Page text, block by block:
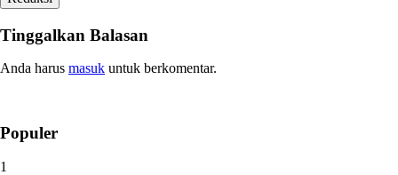
Tinggalkan Balasan
Anda harus masuk untuk berkomentar.
Populer
1